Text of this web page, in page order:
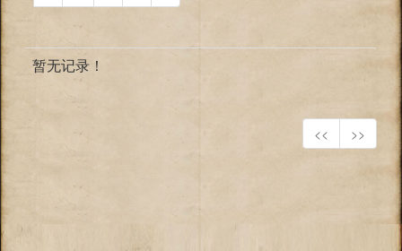
暂无记录！
<< >>